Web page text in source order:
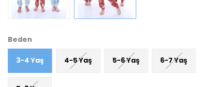
Beden
3-4 Yaş 4-5 Yaş 5-6 Yaş 6-7 Yaş